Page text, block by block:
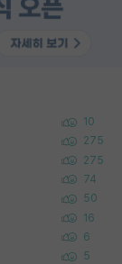
10
275
275
74
50
16
6
5